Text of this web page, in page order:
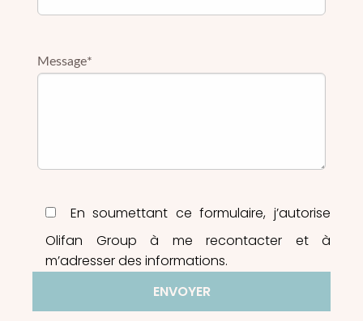
Message*
En soumettant ce formulaire, j’autorise
Olifan Group à me recontacter et à
m’adresser des informations.